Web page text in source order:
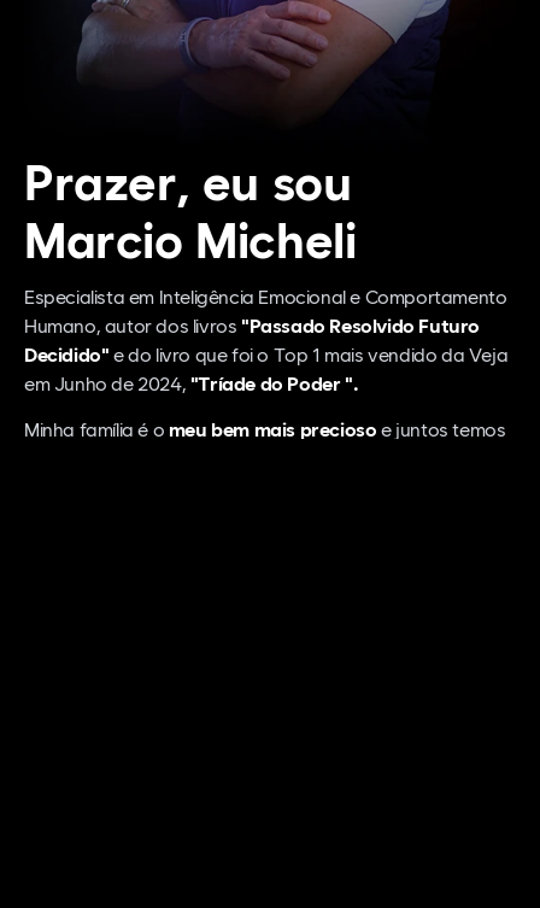
Prazer, eu sou
Marcio Micheli
Especialista em Inteligência Emocional e Comportamento
Humano, autor dos livros "Passado Resolvido Futuro
Decidido" e do livro que foi o Top 1 mais vendido da Veja
em Junho de 2024, "Tríade do Poder ".
Minha família é o meu bem mais precioso e juntos temos